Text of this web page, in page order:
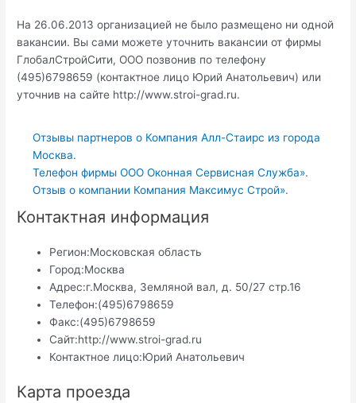
На 26.06.2013 организацией не было размещено ни одной
вакансии. Вы сами можете уточнить вакансии от фирмы
ГлобалСтройСити, ООО позвонив по телефону
(495)6798659 (контактное лицо Юрий Анатольевич) или
уточнив на сайте http://www.stroi-grad.ru.
Отзывы партнеров о Компания Алл-Стаирс из города
Москва.
Телефон фирмы ООО Оконная Сервисная Служба».
Отзыв о компании Компания Максимус Строй».
Контактная информация
Регион:Московская область
Город:Москва
Адрес:г.Москва, Земляной вал, д. 50/27 стр.16
Телефон:(495)6798659
Факс:(495)6798659
Сайт:http://www.stroi-grad.ru
Контактное лицо:Юрий Анатольевич
Карта проезда